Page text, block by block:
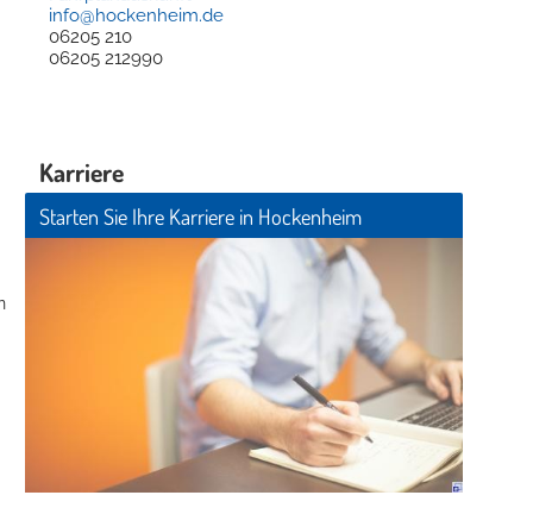
info@hockenheim.de
06205 210
06205 212990
Karriere
Starten Sie Ihre Karriere in Hockenheim